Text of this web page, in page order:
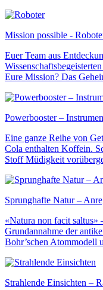
Mission possible -
Euer Team aus
Eure Mission? Das
Powerbooster –
Eine ganze Reihe von
Cola enthalten Koffein.
Stoff Müdigkeit
Sprunghafte Natur –
«Natura non facit saltus»
Grundannahme der
Bohr’schen Atommodell
Strahlende Einsichten –